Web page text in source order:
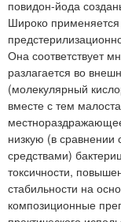
повидон-йода
Широко
Она соответствует
разлагается во
(молекулярный
вместе с тем
низкую (в
средствами)
токсичности,
стабильности на
композиционные